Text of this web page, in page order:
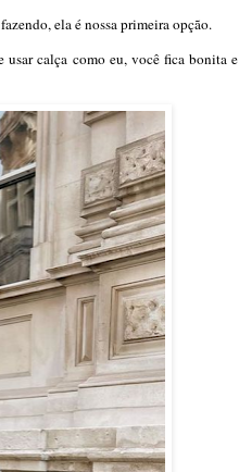
ela é nossa primeira opção.
usar calça como eu, você fica bonita e